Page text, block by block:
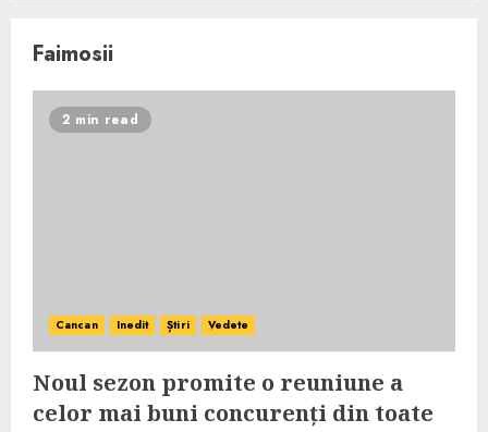
Faimosii
2 min read
Cancan Inedit Știri Vedete
Noul sezon promite o reuniune a
celor mai buni concurenți din toate